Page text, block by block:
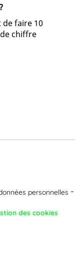
faire 10
chiffre
personnelles
des cookies